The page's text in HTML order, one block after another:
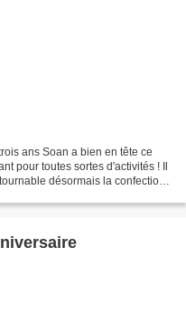
ans Soan a bien en tête ce
pour toutes sortes d'activités ! Il
désormais la confection